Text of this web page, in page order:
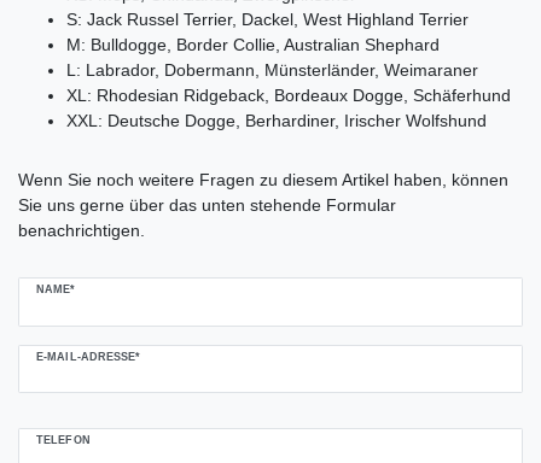
S: Jack Russel Terrier, Dackel, West Highland Terrier
M: Bulldogge, Border Collie, Australian Shephard
L: Labrador, Dobermann, Münsterländer, Weimaraner
XL: Rhodesian Ridgeback, Bordeaux Dogge, Schäferhund
XXL: Deutsche Dogge, Berhardiner, Irischer Wolfshund
Wenn Sie noch weitere Fragen zu diesem Artikel haben, können
Sie uns gerne über das unten stehende Formular
benachrichtigen.
NAME*
E-MAIL-ADRESSE*
TELEFON